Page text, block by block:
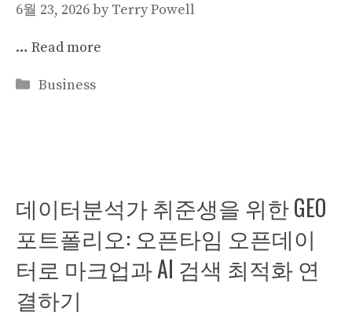
6월 23, 2026by Terry Powell
… Read more
Categories
Business
데이터분석가 취준생을 위한 GEO
포트폴리오: 오픈타임 오픈데이
터로 마크업과 AI 검색 최적화 연
결하기